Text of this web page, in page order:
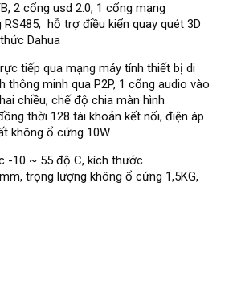
GÓI
VÀO
2 cổng usd 2.0, 1 cổng mạng
RS485, hỗ trợ điều kiển quay quét 3D
Dahua
tiếp qua mạng máy tính thiết bị di
thông minh qua P2P, 1 cổng audio vào
chiều, chế độ chia màn hình
thời 128 tài khoản kết nối, điện áp
không ổ cứng 10W
-10 ~ 55 độ C, kích thước
trọng lượng không ổ cứng 1,5KG,